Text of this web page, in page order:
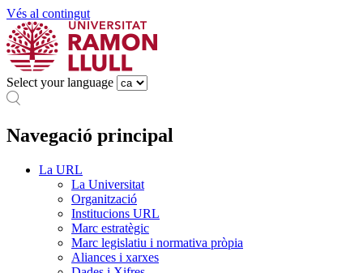
Vés al contingut
Select your language
Navegació principal
La URL
La Universitat
Organització
Institucions URL
Marc estratègic
Marc legislatiu i normativa pròpia
Aliances i xarxes